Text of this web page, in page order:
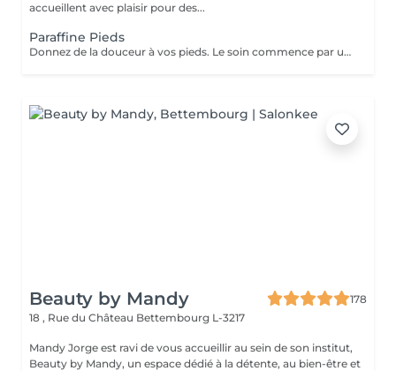
accueillent avec plaisir pour des...
Paraffine Pieds
Donnez de la douceur à vos pieds. Le soin commence par un gommage de la demi-jambe et des pieds, puis avec un grand pinceau la spécialiste de beauté applique la paraffine chaude sur chaque pieds, ce masque va poser environ 15 min, puis vient le moment de la détente: le modelage des pieds, relaxation suprême. Résultat des pieds doux comme une peau de bébé.
Beauty by Mandy
178
18 , Rue du Château Bettembourg L-3217
Mandy Jorge est ravi de vous accueillir au sein de son institut,
Beauty by Mandy, un espace dédié à la détente, au bien-être et